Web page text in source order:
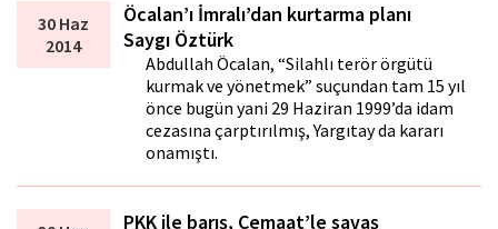
30 Haz
2014
Öcalan’ı İmralı’dan kurtarma planı
Saygı Öztürk
Abdullah Öcalan, “Silahlı terör örgütü
kurmak ve yönetmek” suçundan tam 15 yıl
önce bugün yani 29 Haziran 1999’da idam
cezasına çarptırılmış, Yargıtay da kararı
onamıştı.
PKK ile barış, Cemaat’le savaş